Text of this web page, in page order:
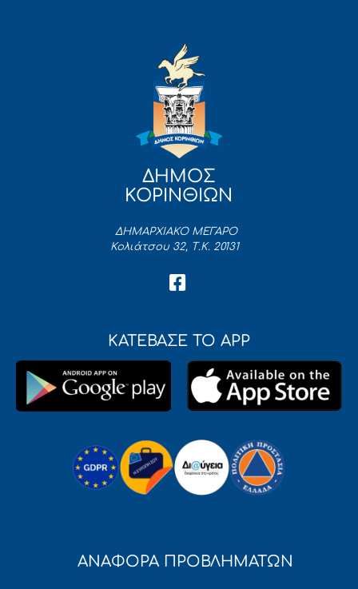
ΔΗΜΟΣ
ΚΟΡΙΝΘΙΩΝ
ΔΗΜΑΡΧΙΑΚΟ ΜΕΓΑΡΟ
Κολιάτσου 32, Τ.Κ. 20131
ΚΑΤΕΒΑΣΕ ΤΟ APP
ΑΝΑΦΟΡΑ ΠΡΟΒΛΗΜΑΤΩΝ